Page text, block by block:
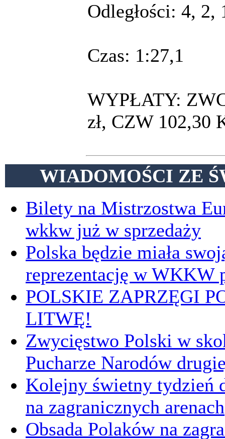
Odległości: 4,
Czas: 1:27,1
WYPŁATY:
zł, CZW 102,30
WIADOMOŚCI ZE
Bilety na Mistrzostwa
wkkw już w sprzedaży
Polska będzie miała
reprezentację w WKKW
POLSKIE ZAPRZĘGI
LITWĘ!
Zwycięstwo Polski w
Pucharze Narodów
Kolejny świetny tydzień
na zagranicznych arenach
Obsada Polaków na